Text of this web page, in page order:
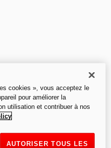
cookies », vous acceptez le
pour améliorer la
utilisation et contribuer à nos
AUTORISER TOUS LES